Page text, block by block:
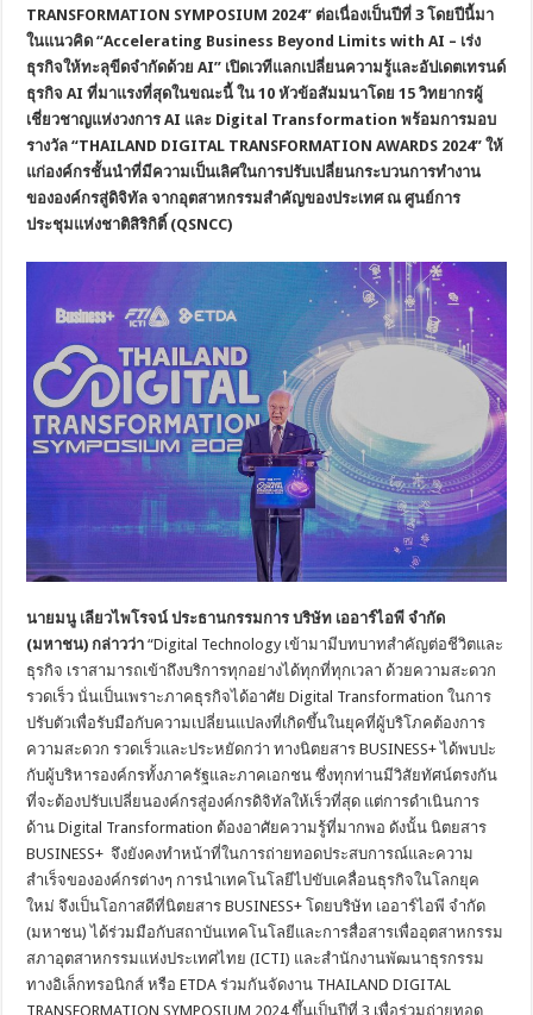
TRANSFORMATION SYMPOSIUM 2024” ต่อเนื่องเป็นปีที่ 3 โดยปีนี้มา
ในแนวคิด “Accelerating Business Beyond Limits with AI – เร่ง
ธุรกิจให้ทะลุขีดจำกัดด้วย AI” เปิดเวทีแลกเปลี่ยนความรู้และอัปเดตเทรนด์
ธุรกิจ AI ที่มาแรงที่สุดในขณะนี้ ใน 10 หัวข้อสัมมนาโดย 15 วิทยากรผู้
เชี่ยวชาญแห่งวงการ AI และ Digital Transformation พร้อมการมอบ
รางวัล “THAILAND DIGITAL TRANSFORMATION AWARDS 2024” ให้
แก่องค์กรชั้นนำที่มีความเป็นเลิศในการปรับเปลี่ยนกระบวนการทำงาน
ขององค์กรสู่ดิจิทัล จากอุตสาหกรรมสำคัญของประเทศ ณ ศูนย์การ
ประชุมแห่งชาติสิริกิติ์ (QSNCC)
นายมนู เลียวไพโรจน์ ประธานกรรมการ บริษัท เออาร์ไอพี จำกัด
(มหาชน) กล่าวว่า“Digital Technology เข้ามามีบทบาทสำคัญต่อชีวิตและ
ธุรกิจ เราสามารถเข้าถึงบริการทุกอย่างได้ทุกที่ทุกเวลา ด้วยความสะดวก
รวดเร็ว นั่นเป็นเพราะภาคธุรกิจได้อาศัย Digital Transformation ในการ
ปรับตัวเพื่อรับมือกับความเปลี่ยนแปลงที่เกิดขึ้นในยุคที่ผู้บริโภคต้องการ
ความสะดวก รวดเร็วและประหยัดกว่า ทางนิตยสาร BUSINESS+ ได้พบปะ
กับผู้บริหารองค์กรทั้งภาครัฐและภาคเอกชน ซึ่งทุกท่านมีวิสัยทัศน์ตรงกัน
ที่จะต้องปรับเปลี่ยนองค์กรสู่องค์กรดิจิทัลให้เร็วที่สุด แต่การดำเนินการ
ด้าน Digital Transformation ต้องอาศัยความรู้ที่มากพอ ดังนั้น นิตยสาร
BUSINESS+ จึงยังคงทำหน้าที่ในการถ่ายทอดประสบการณ์และความ
สำเร็จขององค์กรต่างๆ การนำเทคโนโลยีไปขับเคลื่อนธุรกิจในโลกยุค
ใหม่ จึงเป็นโอกาสดีที่นิตยสาร BUSINESS+ โดยบริษัท เออาร์ไอพี จำกัด
(มหาชน) ได้ร่วมมือกับสถาบันเทคโนโลยีและการสื่อสารเพื่ออุตสาหกรรม
สภาอุตสาหกรรมแห่งประเทศไทย (ICTI) และสำนักงานพัฒนาธุรกรรม
ทางอิเล็กทรอนิกส์ หรือ ETDA ร่วมกันจัดงาน THAILAND DIGITAL
TRANSFORMATION SYMPOSIUM 2024 ขึ้นเป็นปีที่ 3 เพื่อร่วมถ่ายทอด